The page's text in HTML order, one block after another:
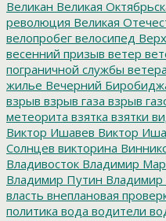
Великан Великая
революция Великая
велопробег велосипед
весенний призыв ветер
пограничной службы
жилье Вечерний
взрыв взрыв газа взрыв
метеорита взятка взятки
Виктор Ишавев Виктор
Солнцев викторина
Владивосток Владимир
Владимир Путин Владимир
власть внеплановая
политика вода водители